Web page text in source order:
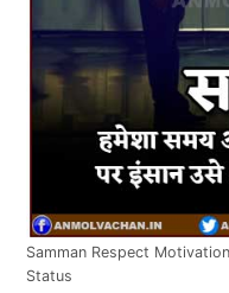
Samman Respect
Status